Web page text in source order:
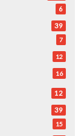
6
39
7
12
16
12
39
15